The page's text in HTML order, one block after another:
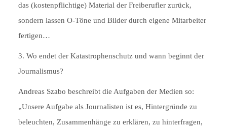
das (kostenpflichtige) Material der Freiberufler zurück,
sondern lassen O-Töne und Bilder durch eigene Mitarbeiter
fertigen…
3. Wo endet der Katastrophenschutz und wann beginnt der
Journalismus?
Andreas Szabo beschreibt die Aufgaben der Medien so:
„Unsere Aufgabe als Journalisten ist es, Hintergründe zu
beleuchten, Zusammenhänge zu erklären, zu hinterfragen,